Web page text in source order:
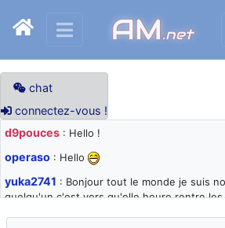
AM.net
chat
connectez-vous !
d9pouces : Hello !
operaso : Hello
yuka2741 : Bonjour tout le monde je suis
quelqu'un c'est vers qu'elle heure rentre les